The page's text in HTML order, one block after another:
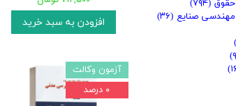
افزودن به سبد خرید
آزمون وکالت
۰ درصد
حقوق (۷۹۴)
مهندسی صنایع (۳۶)